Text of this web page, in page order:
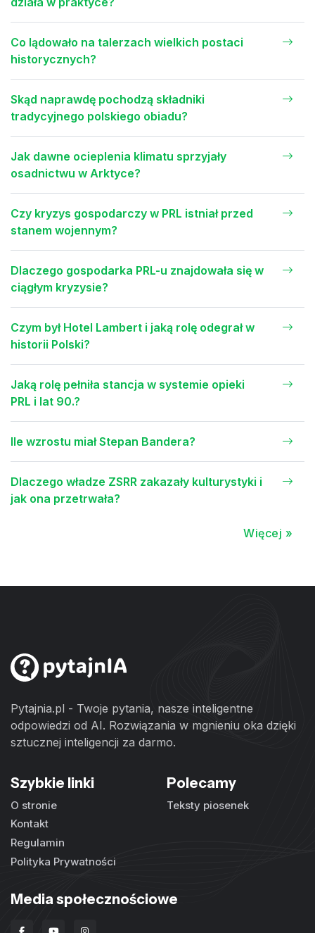
Co lądowało na talerzach wielkich postaci
historycznych?
Skąd naprawdę pochodzą składniki
tradycyjnego polskiego obiadu?
Jak dawne ocieplenia klimatu sprzyjały
osadnictwu w Arktyce?
Czy kryzys gospodarczy w PRL istniał przed
stanem wojennym?
Dlaczego gospodarka PRL-u znajdowała się w
ciągłym kryzysie?
Czym był Hotel Lambert i jaką rolę odegrał w
historii Polski?
Jaką rolę pełniła stancja w systemie opieki
PRL i lat 90.?
Ile wzrostu miał Stepan Bandera?
Dlaczego władze ZSRR zakazały kulturystyki i
jak ona przetrwała?
Więcej »
Pytajnia.pl - Twoje pytania, nasze inteligentne
odpowiedzi od AI. Rozwiązania w mgnieniu oka dzięki
sztucznej inteligencji za darmo.
Szybkie linki
O stronie
Kontakt
Regulamin
Polityka Prywatności
Polecamy
Teksty piosenek
Media społecznościowe